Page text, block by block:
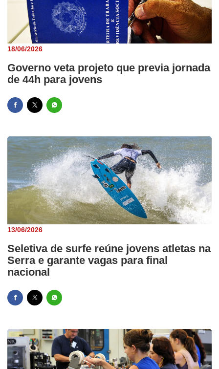
18/06/2026
Governo veta projeto que previa jornada
de 44h para jovens
13/06/2026
Seletiva de surfe reúne jovens atletas na
Serra e garante vagas para final
nacional